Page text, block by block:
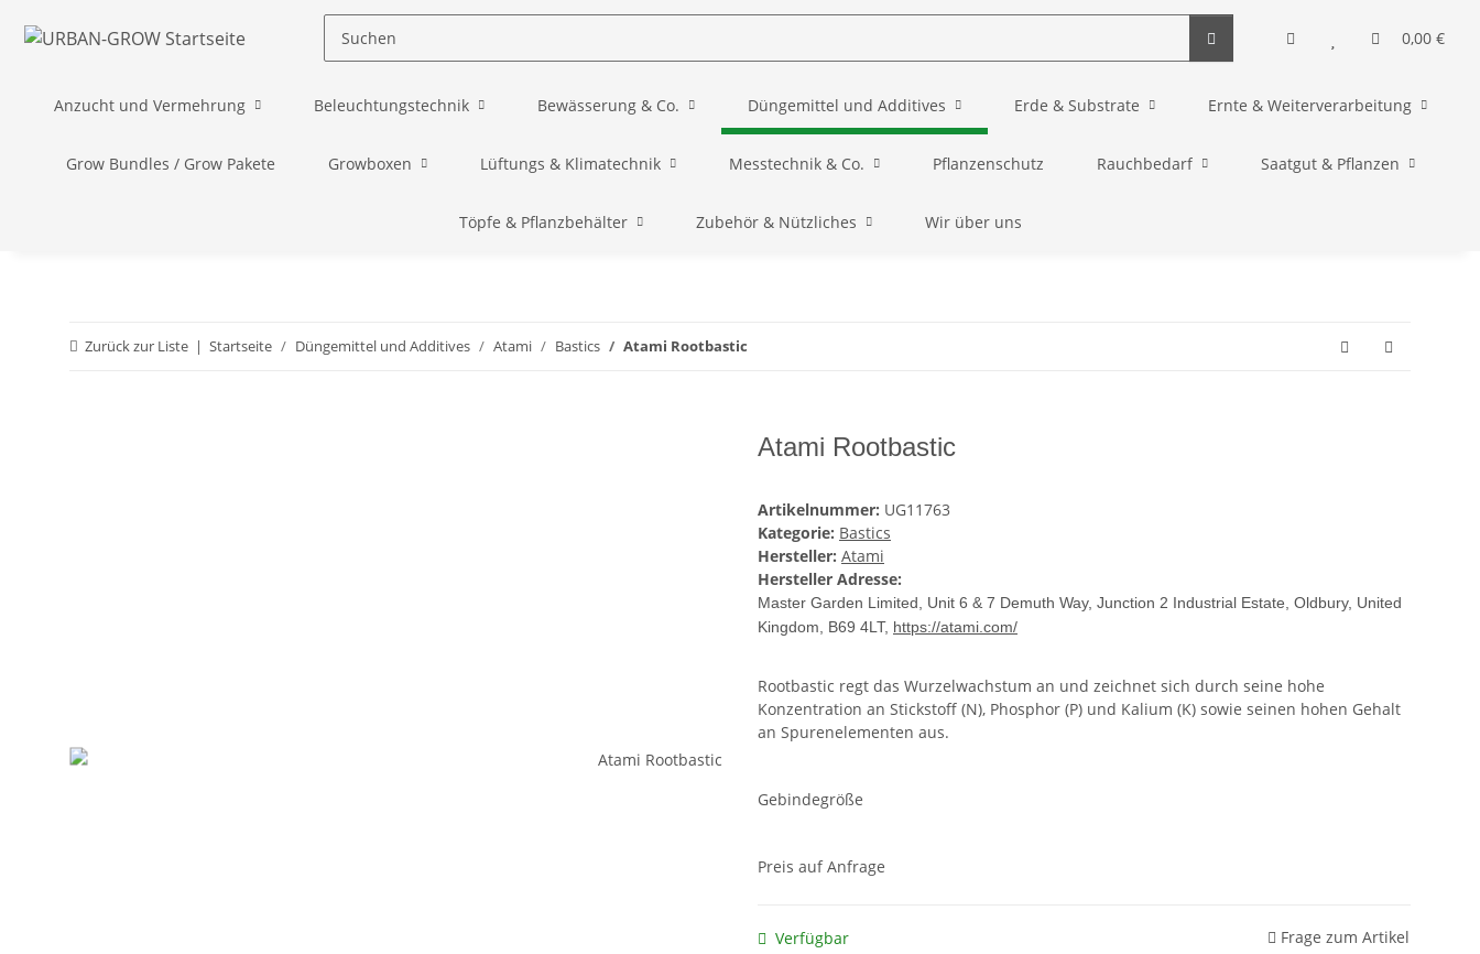
0,00 €
Anzucht und Vermehrung Beleuchtungstechnik Bewässerung & Co. Düngemittel und Additives Erde & Substrate Ernte & Weiterverarbeitung
Grow Bundles / Grow Pakete Growboxen Lüftungs & Klimatechnik Messtechnik & Co. Pflanzenschutz Rauchbedarf Saatgut & Pflanzen
Töpfe & Pflanzbehälter Zubehör & Nützliches Wir über uns
Zurück zur Liste Startseite Düngemittel und Additives Atami Bastics Atami Rootbastic
Atami Rootbastic
Artikelnummer: UG11763
Kategorie: Bastics
Hersteller: Atami
Hersteller Adresse:
Master Garden Limited, Unit 6 & 7 Demuth Way, Junction 2 Industrial Estate, Oldbury, United
Kingdom, B69 4LT, https://atami.com/
Rootbastic regt das Wurzelwachstum an und zeichnet sich durch seine hohe
Konzentration an Stickstoff (N), Phosphor (P) und Kalium (K) sowie seinen hohen Gehalt
an Spurenelementen aus.
Gebindegröße
Preis auf Anfrage
Verfügbar Frage zum Artikel